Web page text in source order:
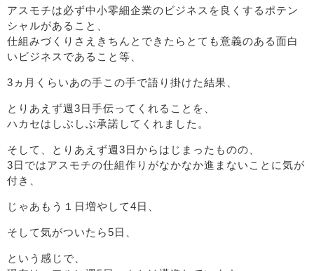
アスモチは必ず中小零細企業のビジネスを良くするポテン
シャルがあること、
仕組みづくりさえきちんとできたらとても意義のある面白
いビジネスであること等、
3ヵ月くらいあの手この手で語り掛けた結果、
とりあえず週3日手伝ってくれることを、
ハカセはしぶしぶ承諾してくれました。
そして、とりあえず週3日からはじまったものの、
3日ではアスモチの仕組作りがなかなか進まないことに気が
付き、
じゃあもう１日増やして4日、
そして気がついたら5日、
という感じで、